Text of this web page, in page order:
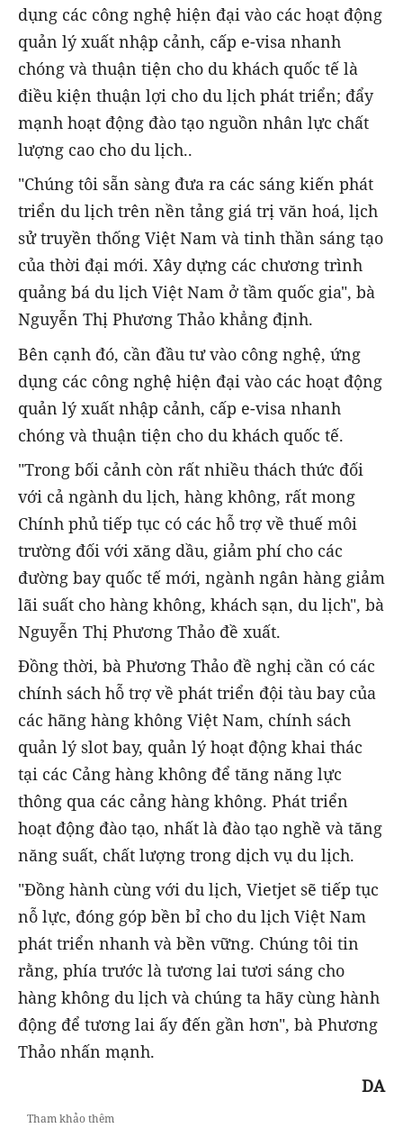
dụng các công nghệ hiện đại vào các hoạt động
quản lý xuất nhập cảnh, cấp e-visa nhanh
chóng và thuận tiện cho du khách quốc tế là
điều kiện thuận lợi cho du lịch phát triển; đẩy
mạnh hoạt động đào tạo nguồn nhân lực chất
lượng cao cho du lịch..
"Chúng tôi sẵn sàng đưa ra các sáng kiến phát
triển du lịch trên nền tảng giá trị văn hoá, lịch
sử truyền thống Việt Nam và tinh thần sáng tạo
của thời đại mới. Xây dựng các chương trình
quảng bá du lịch Việt Nam ở tầm quốc gia", bà
Nguyễn Thị Phương Thảo khẳng định.
Bên cạnh đó, cần đầu tư vào công nghệ, ứng
dụng các công nghệ hiện đại vào các hoạt động
quản lý xuất nhập cảnh, cấp e-visa nhanh
chóng và thuận tiện cho du khách quốc tế.
"Trong bối cảnh còn rất nhiều thách thức đối
với cả ngành du lịch, hàng không, rất mong
Chính phủ tiếp tục có các hỗ trợ về thuế môi
trường đối với xăng dầu, giảm phí cho các
đường bay quốc tế mới, ngành ngân hàng giảm
lãi suất cho hàng không, khách sạn, du lịch", bà
Nguyễn Thị Phương Thảo đề xuất.
Đồng thời, bà Phương Thảo đề nghị cần có các
chính sách hỗ trợ về phát triển đội tàu bay của
các hãng hàng không Việt Nam, chính sách
quản lý slot bay, quản lý hoạt động khai thác
tại các Cảng hàng không để tăng năng lực
thông qua các cảng hàng không. Phát triển
hoạt động đào tạo, nhất là đào tạo nghề và tăng
năng suất, chất lượng trong dịch vụ du lịch.
"Đồng hành cùng với du lịch, Vietjet sẽ tiếp tục
nỗ lực, đóng góp bền bỉ cho du lịch Việt Nam
phát triển nhanh và bền vững. Chúng tôi tin
rằng, phía trước là tương lai tươi sáng cho
hàng không du lịch và chúng ta hãy cùng hành
động để tương lai ấy đến gần hơn", bà Phương
Thảo nhấn mạnh.
DA
Tham khảo thêm